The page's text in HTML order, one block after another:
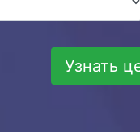
Узнать